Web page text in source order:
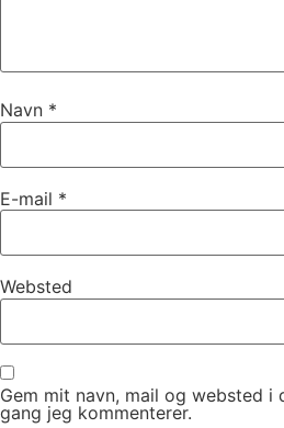
Navn *
E-mail *
Websted
Gem mit navn, mail og websted
gang jeg kommenterer.